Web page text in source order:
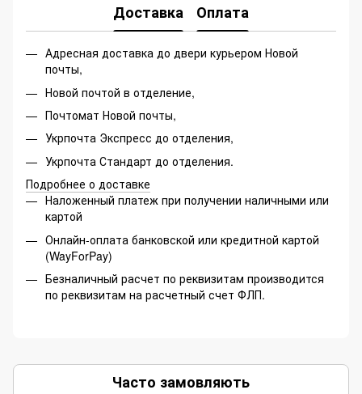
Доставка Оплата
Адресная доставка до двери курьером Новой
почты,
Новой почтой в отделение,
Почтомат Новой почты,
Укрпочта Экспресс до отделения,
Укрпочта Стандарт до отделения.
Подробнее о доставке
Наложенный платеж при получении наличными или
картой
Онлайн-оплата банковской или кредитной картой
(WayForPay)
Безналичный расчет по реквизитам производится
по реквизитам на расчетный счет ФЛП.
Часто замовляють